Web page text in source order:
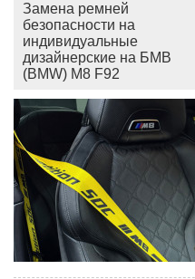
Замена ремней
безопасности на
индивидуальные
дизайнерские на БМВ
(BMW) M8 F92